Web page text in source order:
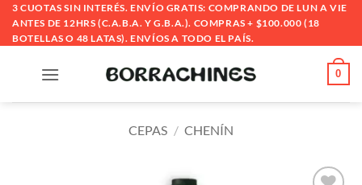
Saltar
contenido
3 CUOTAS SIN INTERÉS. ENVÍO GRATIS: COMPRANDO DE LUN A VIE
ANTES DE 12HRS (C.A.B.A. Y G.B.A.). COMPRAS + $100.000 (18
BOTELLAS O 48 LATAS). ENVÍOS A TODO EL PAÍS.
0
CEPAS / CHENÍN